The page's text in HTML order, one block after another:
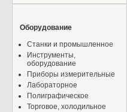
Оборудование
Станки и промышленное
Инструменты,
оборудование
Приборы измерительные
Лабораторное
Полиграфическое
Торговое, холодильное